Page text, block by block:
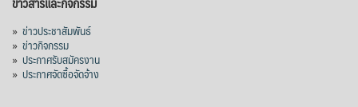
» ข่าวประชาสัมพันธ์
» ข่าวกิจกรรม
» ประกาศรับสมัครงาน
» ประกาศจัดซื้อจัดจ้าง